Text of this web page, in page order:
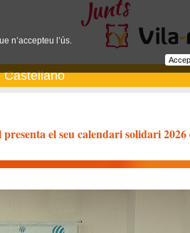
Castellano
el seu calendari solidari 2026
n’accepteu l’ús.